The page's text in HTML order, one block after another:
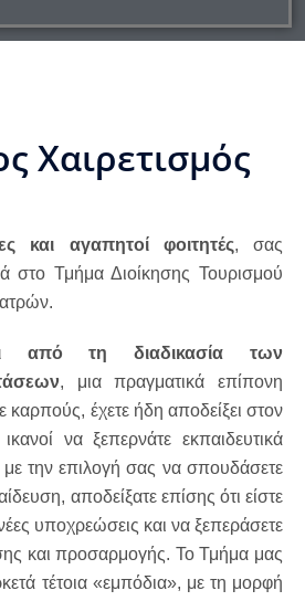
Χαιρετισμός
και αγαπητοί φοιτητές, σας
στο Τμήμα Διοίκησης Τουρισμού
από τη διαδικασία των
, μια πραγματικά επίπονη
καρπούς, έχετε ήδη αποδείξει στον
να ξεπερνάτε εκπαιδευτικά
την επιλογή σας να σπουδάσετε
αποδείξατε επίσης ότι είστε
υποχρεώσεις και να ξεπεράσετε
και προσαρμογής. Το Τμήμα μας
τέτοια «εμπόδια», με τη μορφή